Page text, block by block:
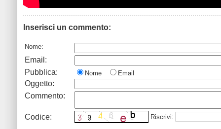
Inserisci un commento:
Nome:
Email:
Pubblica:
Nome Email
Oggetto:
Commento:
Codice: Riscrivi: